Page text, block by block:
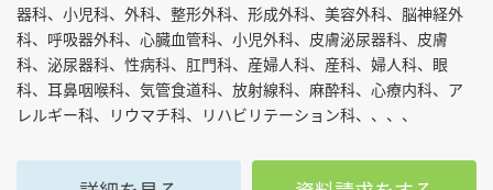
器科、小児科、外科、整形外科、形成外科、美容外科、脳神経外
科、呼吸器外科、心臓血管科、小児外科、皮膚泌尿器科、皮膚
科、泌尿器科、性病科、肛門科、産婦人科、産科、婦人科、眼
科、耳鼻咽喉科、気管食道科、放射線科、麻酔科、心療内科、ア
レルギー科、リウマチ科、リハビリテーション科、、、、